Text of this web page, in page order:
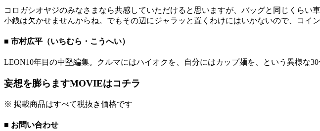
コロガシオヤジのみなさまなら共感していただけると思いますが、バッグと同じくら
小銭は欠かせませんからね。でもその辺にジャラッと置くわけにはいかないので、コイ
■ 市村広平（いちむら・こうへい）
LEON10年目の中堅編集。クルマにはハイオクを、自分にはカップ麺を、という異様な
妄想を膨らますMOVIEはコチラ
※ 掲載商品はすべて税抜き価格です
■ お問い合わせ